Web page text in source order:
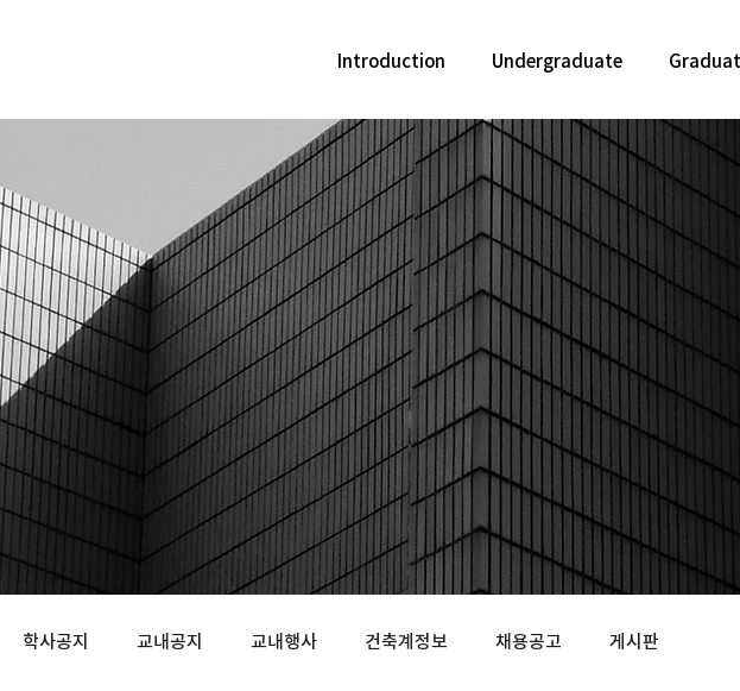
Introduction Undergraduate
학사공지 교내공지 교내행사 건축계정보 채용공고 게시판